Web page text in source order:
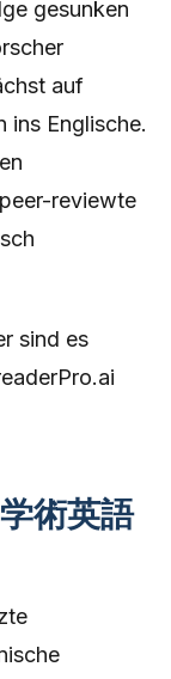
gesunken
auf
ins Englische.
reviewte
sind es
術英語